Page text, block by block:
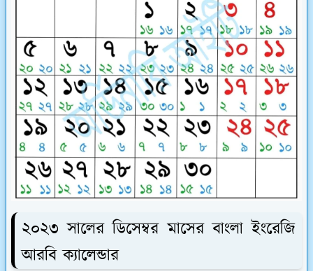
২০২৩ সালের ডিসেম্বর মাসের বাংলা ইংরেজি
আরবি ক্যালেন্ডার